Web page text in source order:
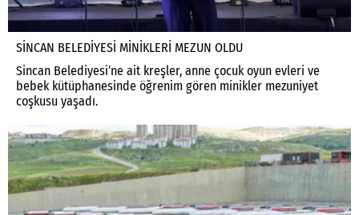
SİNCAN BELEDİYESİ MİNİKLERİ MEZUN OLDU
Sincan Belediyesi’ne ait kreşler, anne çocuk oyun evleri ve
bebek kütüphanesinde öğrenim gören minikler mezuniyet
coşkusu yaşadı.